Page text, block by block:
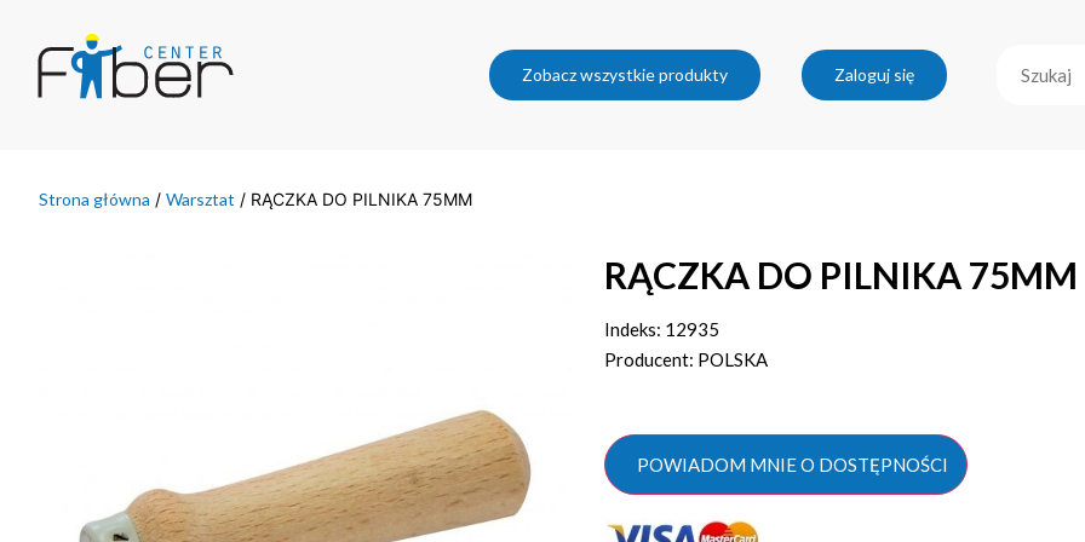
Zobacz wszystkie produkty Zaloguj się
Strona główna / Warsztat / RĄCZKA DO PILNIKA 75MM
RĄCZKA DO PILNIKA 75MM
Indeks: 12935
Producent: POLSKA
POWIADOM MNIE O DOSTĘPNOŚCI